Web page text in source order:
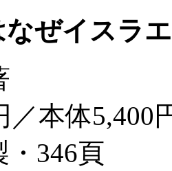
ぜイスラ
／本体5,400
346頁